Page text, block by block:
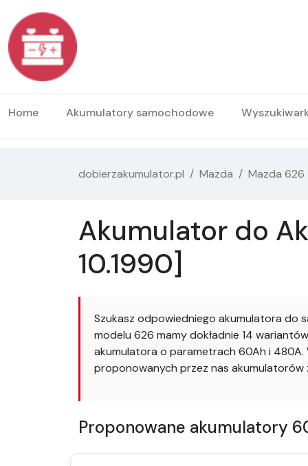
Home Akumulatory samochodowe
dobierzakumulator.pl Mazda Mazda 626
Akumulator do
10.1990]
Szukasz odpowiedniego akumulatora do
modelu 626 mamy dokładnie 14
akumulatora o parametrach 60Ah i 480A.
proponowanych przez nas akumulatorów
Proponowane akumulatory